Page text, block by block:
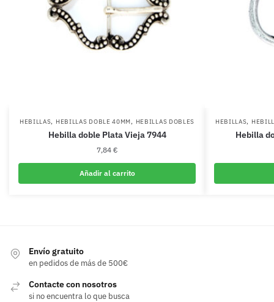
HEBILLAS, HEBILLAS DOBLE 40MM, HEBILLAS DOBLES
Hebilla doble Plata Vieja 7944
7,84 €
Añadir al carrito
HEBILLAS,
Hebilla
Envío gratuito
en pedidos de más de 500€
Contacte con nosotros
si no encuentra lo que busca